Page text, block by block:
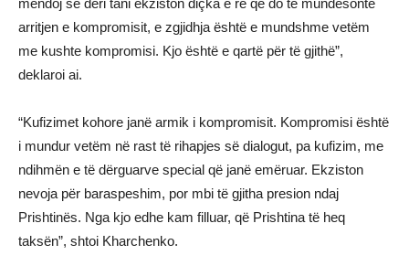
arritjen e kompromisit, e zgjidhja është e mundshme vetëm
me kushte kompromisi. Kjo është e qartë për të gjithë”,
deklaroi ai.
“Kufizimet kohore janë armik i kompromisit. Kompromisi është
i mundur vetëm në rast të rihapjes së dialogut, pa kufizim, me
ndihmën e të dërguarve special që janë emëruar. Ekziston
nevoja për baraspeshim, por mbi të gjitha presion ndaj
Prishtinës. Nga kjo edhe kam filluar, që Prishtina të heq
taksën”, shtoi Kharchenko.